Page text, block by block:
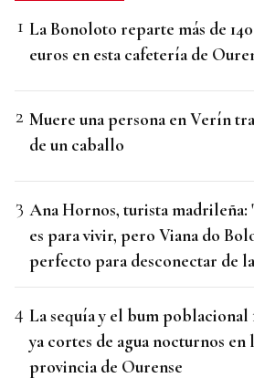
La Bonoloto reparte más de
euros en esta cafetería de
Muere una persona en Verín
de un caballo
Ana Hornos, turista
es para vivir, pero Viana do
perfecto para desconectar de
La sequía y el bum poblacional
ya cortes de agua nocturnos en
provincia de Ourense